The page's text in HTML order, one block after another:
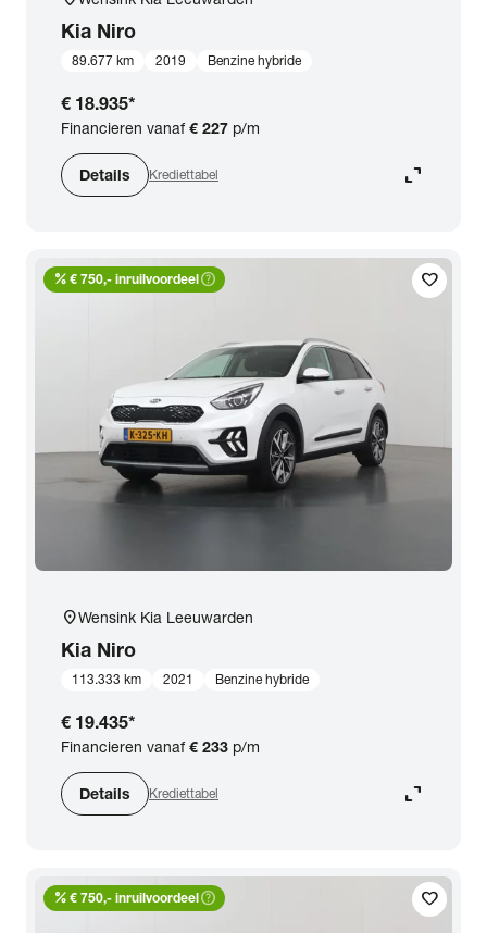
Kia Niro
89.677 km 2019 Benzine hybride
€ 18.935*
Financieren vanaf€ 227 p/m
Details Krediettabel expand_content
favorite
percent € 750,- inruilvoordeelhelp_outline
location_onWensink Kia Leeuwarden
Kia Niro
113.333 km 2021 Benzine hybride
€ 19.435*
Financieren vanaf€ 233 p/m
Details Krediettabel expand_content
favorite
percent € 750,- inruilvoordeelhelp_outline